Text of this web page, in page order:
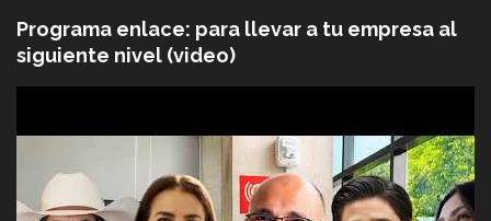
Programa enlace: para llevar a tu empresa al
siguiente nivel (video)